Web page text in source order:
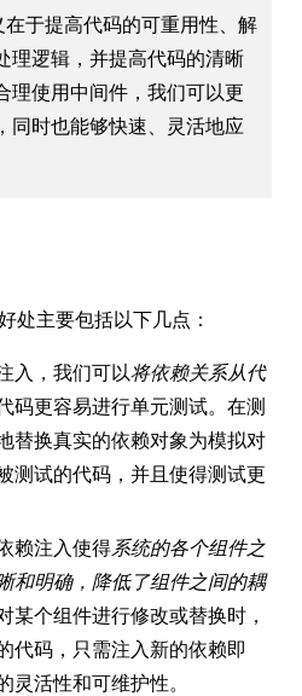
于提高代码的可重用性、解
理逻辑，并提高代码的清晰
理使用中间件，我们可以更
同时也能够快速、灵活地应
处主要包括以下几点：
入，我们可以将依赖关系从代
码更容易进行单元测试。在测
替换真实的依赖对象为模拟对
测试的代码，并且使得测试更
赖注入使得系统的各个组件之
和明确，降低了组件之间的耦
某个组件进行修改或替换时，
代码，只需注入新的依赖即
灵活性和可维护性。